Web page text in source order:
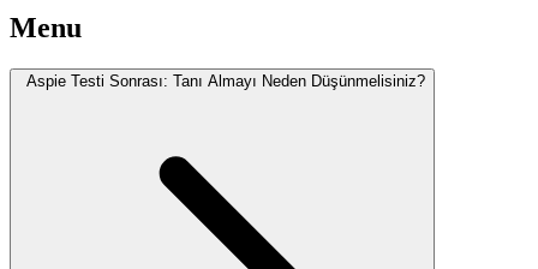
Menu
Aspie Testi Sonrası: Tanı Almayı Neden Düşünmelisiniz?